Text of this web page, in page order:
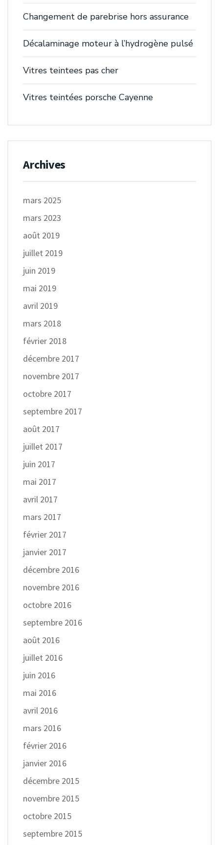
Changement de parebrise hors assurance
Décalaminage moteur à l’hydrogène pulsé
Vitres teintees pas cher
Vitres teintées porsche Cayenne
Archives
mars 2025
mars 2023
août 2019
juillet 2019
juin 2019
mai 2019
avril 2019
mars 2018
février 2018
décembre 2017
novembre 2017
octobre 2017
septembre 2017
août 2017
juillet 2017
juin 2017
mai 2017
avril 2017
mars 2017
février 2017
janvier 2017
décembre 2016
novembre 2016
octobre 2016
septembre 2016
août 2016
juillet 2016
juin 2016
mai 2016
avril 2016
mars 2016
février 2016
janvier 2016
décembre 2015
novembre 2015
octobre 2015
septembre 2015